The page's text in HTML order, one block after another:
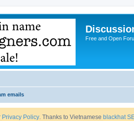
Free and Open
emails
Privacy Policy. Thanks to Vietnamese blackhat